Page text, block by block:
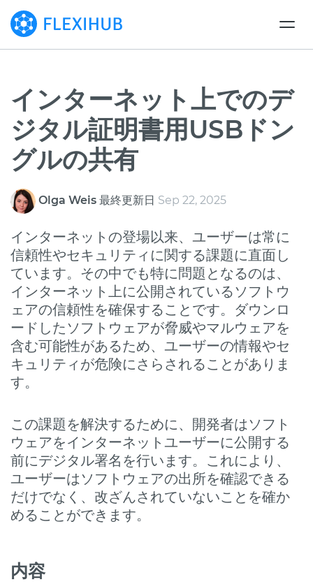
インターネット上でのデ
ジタル証明書用USBドン
グルの共有
Olga Weis 最終更新日 Sep 22, 2025
インターネットの登場以来、ユーザーは常に
信頼性やセキュリティに関する課題に直面し
ています。その中でも特に問題となるのは、
インターネット上に公開されているソフトウ
ェアの信頼性を確保することです。ダウンロ
ードしたソフトウェアが脅威やマルウェアを
含む可能性があるため、ユーザーの情報やセ
キュリティが危険にさらされることがありま
す。
この課題を解決するために、開発者はソフト
ウェアをインターネットユーザーに公開する
前にデジタル署名を行います。これにより、
ユーザーはソフトウェアの出所を確認できる
だけでなく、改ざんされていないことを確か
めることができます。
内容